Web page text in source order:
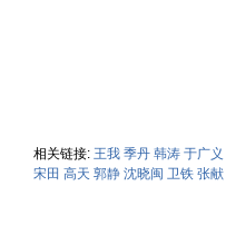
相关链接: 王我 季丹 韩涛 于广义
宋田 高天 郭静 沈晓闽 卫铁 张献